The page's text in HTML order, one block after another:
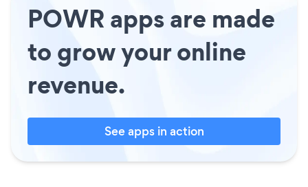
POWR apps are made
to grow your online
revenue.
See apps in action